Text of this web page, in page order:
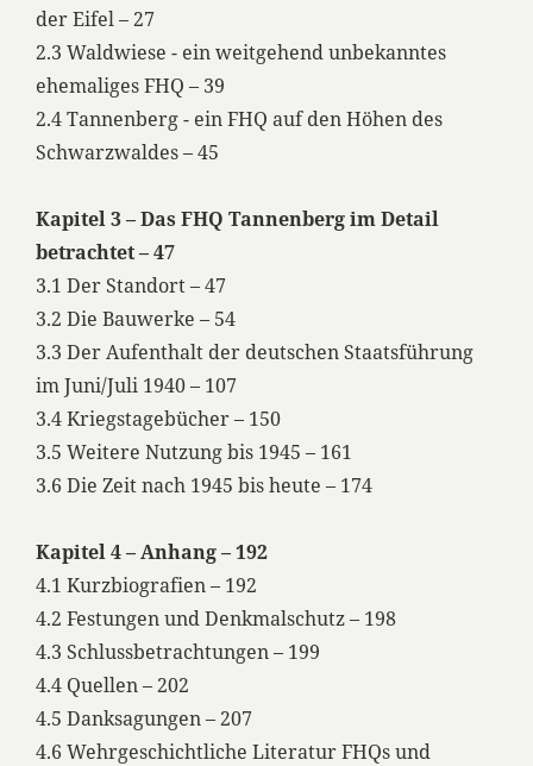
der Eifel – 27
2.3 Waldwiese - ein weitgehend unbekanntes
ehemaliges FHQ – 39
2.4 Tannenberg - ein FHQ auf den Höhen des
Schwarzwaldes – 45
Kapitel 3 – Das FHQ Tannenberg im Detail
betrachtet – 47
3.1 Der Standort – 47
3.2 Die Bauwerke – 54
3.3 Der Aufenthalt der deutschen Staatsführung
im Juni/Juli 1940 – 107
3.4 Kriegstagebücher – 150
3.5 Weitere Nutzung bis 1945 – 161
3.6 Die Zeit nach 1945 bis heute – 174
Kapitel 4 – Anhang – 192
4.1 Kurzbiografien – 192
4.2 Festungen und Denkmalschutz – 198
4.3 Schlussbetrachtungen – 199
4.4 Quellen – 202
4.5 Danksagungen – 207
4.6 Wehrgeschichtliche Literatur FHQs und